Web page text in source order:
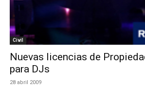
Civil
Nuevas licencias de
para DJs
28 abril 2009